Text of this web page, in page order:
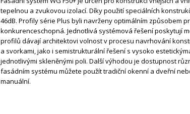
tepelnou a zvukovou izolací. Díky použití speciálních
46dB. Profily série Plus byli navrženy optimálním způsobem
konkurenceschopná. Jednotlivá systémová řešení poskytují
profilů dávají architektovi volnost v procesu navrhování
a svorkami, jako i semistrukturální řešení s vysoko
jednotlivými skleněnými poli. Další výhodou je dostupnost
fasádním systému můžete použít tradiční okenní a dveřní
manuální.